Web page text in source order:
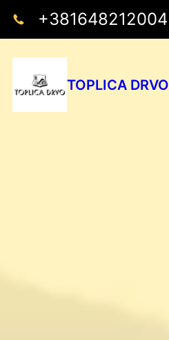
+381648212004
TOPLICA DRVO